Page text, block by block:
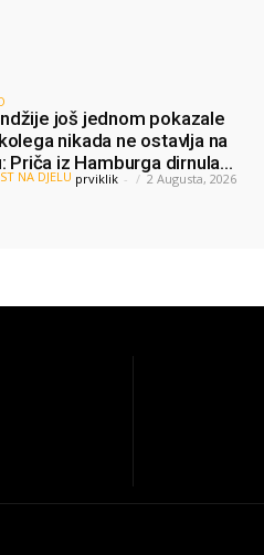
još jednom pokazale
nikada ne ostavlja na
Priča iz Hamburga dirnula
NA DJELU prviklik - 2 Augusta, 2026